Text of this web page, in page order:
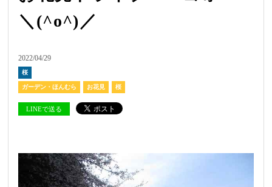
＼(^o^)／
2022/04/29
桜
ガーデン・ほんむら お花見 桜
LINEで送る